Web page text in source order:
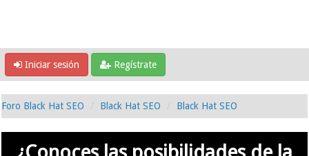
Iniciar sesión Regístrate
Foro Black Hat SEO Black Hat SEO Black Hat SEO